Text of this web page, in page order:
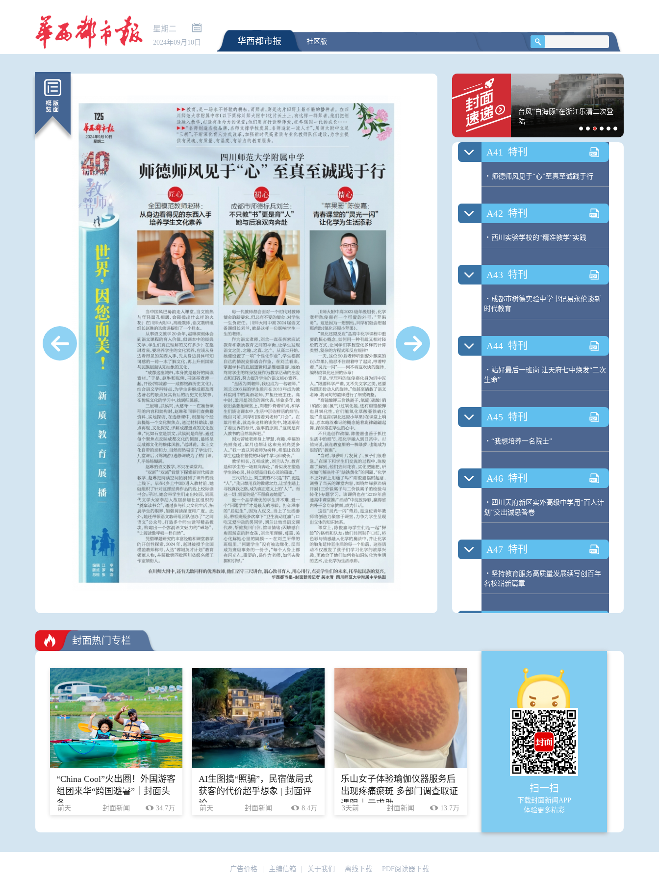
星期二
2024年09月10日 华西都市报 社区版
“种草笔记”可能是假的！起底“花
钱买好评”黑灰产
王虹、邓煜获菲尔兹奖有何里程
碑意义？丘成桐答封面新闻
受汽油价格涨幅回落影响，7月
CPI同比涨幅有所回落
台风“白海豚”在浙江乐清二次登
陆
· 奋力书写中小学贯通融合教育的时代
A40
· 构建拔尖创新人才贯通培养体系梧桐
学院荣耀启航
A41 特刊
· 师德师风见于“心”至真至诚践于行
A42 特刊
· 西川实验学校的“精准教学”实践
A43 特刊
· 成都市树德实验中学书记易永伦谈新
时代教育
A44 特刊
· 站好最后一班岗 让天府七中焕发“二次
生命”
A45 特刊
· “我想培养一名院士”
A46 特刊
· 四川天府新区实外高级中学用“百人计
划”交出诚恳答卷
A47 特刊
· 坚持教育服务高质量发展续写创百年
名校崭新篇章
特刊
全面育人的探索与实践
特刊
聚焦拔尖创新人才早期培养打造多元
升学区域高标
特刊
封面热门专栏
“China Cool”火出圈！外国游客
组团来华“跨国避暑”｜封面头
条
前天 封面新闻 34.7万
AI生图搞“照骗”，民宿做局式
获客的代价超乎想象 | 封面评
论
前天 封面新闻 8.4万
乐山女子体验瑜伽仪器服务后
出现疼痛瘀斑 多部门调查取证
遇阻｜云求助
3天前 封面新闻 13.7万
扫一扫
下载封面新闻APP
体验更多精彩
广告价格 主编信箱 关于我们 离线下载 PDF阅读器下载